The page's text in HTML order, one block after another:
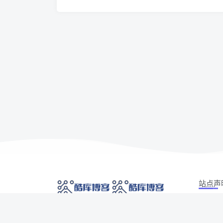
站点声